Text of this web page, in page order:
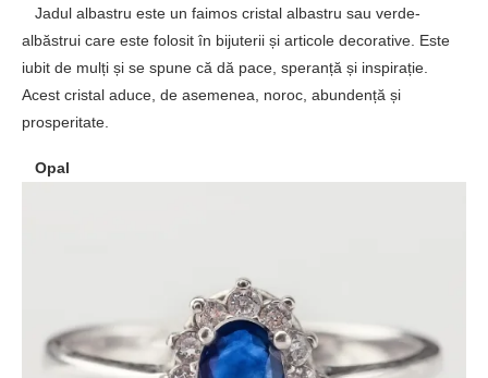
Jadul albastru este un faimos cristal albastru sau verde-
albăstrui care este folosit în bijuterii și articole decorative. Este
iubit de mulți și se spune că dă pace, speranță și inspirație.
Acest cristal aduce, de asemenea, noroc, abundență și
prosperitate.
Opal